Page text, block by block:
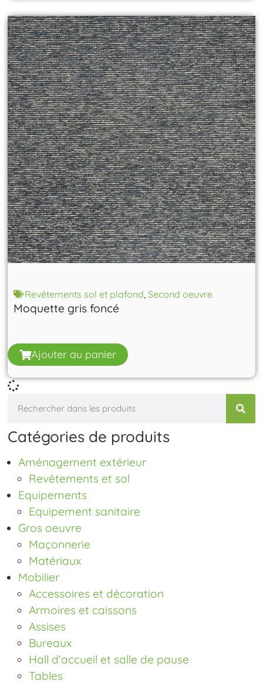
Revêtements sol et plafond ,Second oeuvre
Moquette gris foncé
Ajouter au panier
Catégories de produits
Aménagement extérieur
Revêtements et sol
Equipements
Equipement sanitaire
Gros oeuvre
Maçonnerie
Matériaux
Mobilier
Accessoires et décoration
Armoires et caissons
Assises
Bureaux
Hall d'accueil et salle de pause
Tables